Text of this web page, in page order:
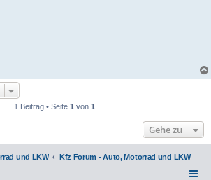
1 Beitrag • Seite 1 von 1
Gehe zu
und LKW Kfz Forum - Auto, Motorrad und LKW